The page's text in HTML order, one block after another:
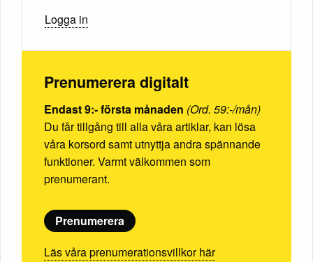
Logga in
Prenumerera digitalt
Endast 9:- första månaden (Ord. 59:-/mån)
Du får tillgång till alla våra artiklar, kan lösa
våra korsord samt utnyttja andra spännande
funktioner. Varmt välkommen som
prenumerant.
Prenumerera
Läs våra prenumerationsvillkor här